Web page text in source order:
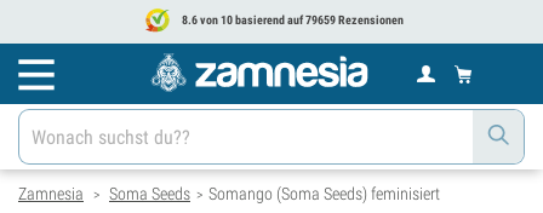
8.6 von 10 basierend auf 79659 Rezensionen
Zamnesia > Soma Seeds > Somango (Soma Seeds) feminisiert